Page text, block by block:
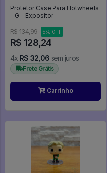
Protetor Case Para Hotwheels
- G - Expositor
R$ 134,99 5% OFF
R$ 128,24
4x R$ 32,06 sem juros
Frete Grátis
Carrinho